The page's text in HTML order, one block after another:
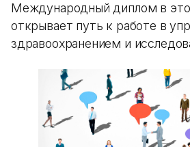
Международный диплом в
открывает путь к работе в
здравоохранением и